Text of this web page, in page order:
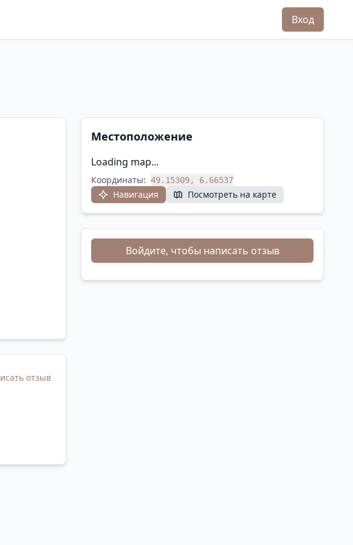
Вход
отзыв
Местоположение
Loading map...
Координаты: 49.15309, 6.66537
Навигация Посмотреть на карте
Войдите, чтобы написать отзыв